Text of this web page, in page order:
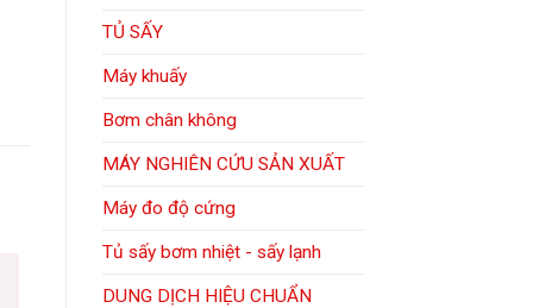
TỦ SẤY
Máy khuấy
Bơm chân không
MÁY NGHIÊN CỨU SẢN XUẤT
Máy đo độ cứng
Tủ sấy bơm nhiệt - sấy lạnh
DUNG DỊCH HIỆU CHUẨN